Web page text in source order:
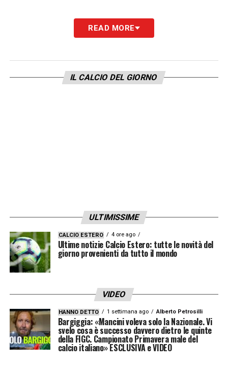
READ MORE
IL CALCIO DEL GIORNO
ULTIMISSIME
CALCIO ESTERO 4 ore ago
Ultime notizie Calcio Estero: tutte le novità del
giorno provenienti da tutto il mondo
VIDEO
HANNO DETTO 1 settimana ago Alberto Petrosilli
Bargiggia: «Mancini voleva solo la Nazionale. Vi
svelo cosa è successo davvero dietro le quinte
della FIGC. Campionato Primavera male del
calcio italiano» ESCLUSIVA e VIDEO